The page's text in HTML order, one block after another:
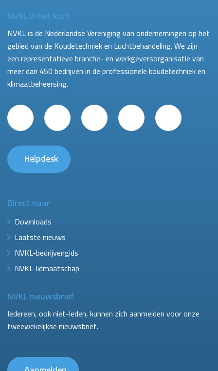
NVKL in het kort
NVKL is de Nederlandse Vereniging van ondernemingen op het
gebied van de Koudetechniek en Luchtbehandeling. We zijn
een representatieve branche- en werkgeversorganisatie van
meer dan 450 bedrijven in de professionele koudetechniek en
klimaatbeheersing.
Helpdesk
Direct naar
Downloads
Laatste nieuws
NVKL-bedrijvengids
NVKL-lidmaatschap
NVKL nieuwsbrief
Iedereen, ook niet-leden, kunnen zich aanmelden voor onze
tweewekelijkse nieuwsbrief.